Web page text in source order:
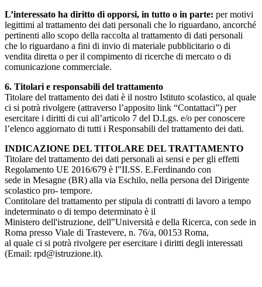
L’interessato ha diritto di opporsi, in tutto o in parte: per motivi
legittimi al trattamento dei dati personali che lo riguardano, ancorché
pertinenti allo scopo della raccolta al trattamento di dati personali
che lo riguardano a fini di invio di materiale pubblicitario o di
vendita diretta o per il compimento di ricerche di mercato o di
comunicazione commerciale.
6. Titolari e responsabili del trattamento
Titolare del trattamento dei dati è il nostro Istituto scolastico, al quale
ci si potrà rivolgere (attraverso l’apposito link “Contattaci”) per
esercitare i diritti di cui all’articolo 7 del D.Lgs. e/o per conoscere
l’elenco aggiornato di tutti i Responsabili del trattamento dei dati.
INDICAZIONE DEL TITOLARE DEL TRATTAMENTO
Titolare del trattamento dei dati personali ai sensi e per gli effetti
Regolamento UE 2016/679 è l‟II.SS. E.Ferdinando con
sede in Mesagne (BR) alla via Eschilo, nella persona del Dirigente
scolastico pro- tempore.
Contitolare del trattamento per stipula di contratti di lavoro a tempo
indeterminato o di tempo determinato è il
Ministero dell'istruzione, dell‟Università e della Ricerca, con sede in
Roma presso Viale di Trastevere, n. 76/a, 00153 Roma,
al quale ci si potrà rivolgere per esercitare i diritti degli interessati
(Email: rpd@istruzione.it).